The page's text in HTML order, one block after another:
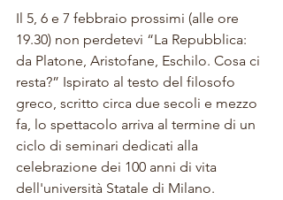
Il 5, 6 e 7 febbraio prossimi (alle ore
19.30) non perdetevi “La Repubblica:
da Platone, Aristofane, Eschilo. Cosa ci
resta?” Ispirato al testo del filosofo
greco, scritto circa due secoli e mezzo
fa, lo spettacolo arriva al termine di un
ciclo di seminari dedicati alla
celebrazione dei 100 anni di vita
dell'università Statale di Milano.